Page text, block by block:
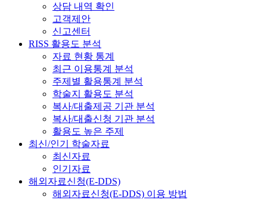
상담 내역 확인
고객제안
신고센터
RISS 활용도 분석
자료 현황 통계
최근 이용통계 분석
주제별 활용통계 분석
학술지 활용도 분석
복사/대출제공 기관 분석
복사/대출신청 기관 분석
활용도 높은 주제
최신/인기 학술자료
최신자료
인기자료
해외자료신청(E-DDS)
해외자료신청(E-DDS) 이용 방법